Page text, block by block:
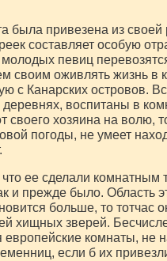
была привезена из
составляет особую
певиц
своим оживлять жизнь в
с Канарских островов.
воспитаны в
своего хозяина на волю,
погоды, не умеет
что ее сделали
и прежде было. Область
больше, то тотчас
хищных зверей.
комнаты, не
если б их